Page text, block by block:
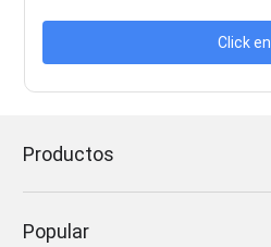
Click en
Productos
Popular